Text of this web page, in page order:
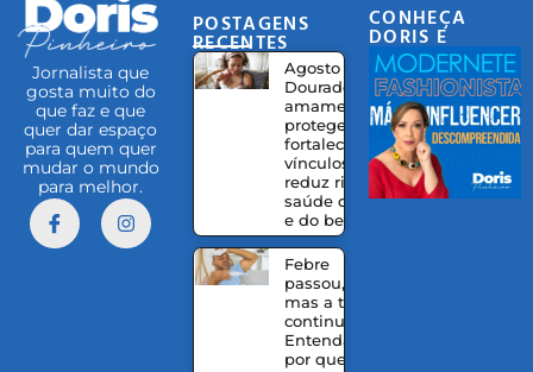
Jornalista que
gosta muito do
que faz e que
quer dar espaço
para quem quer
mudar o mundo
para melhor.
POSTAGENS
RECENTES
Agosto
Dourado:
amamentação
protege,
fortalece
vínculos e
reduz riscos à
saúde da mãe
e do bebê
Febre
passou,
mas a tosse
continua?
Entenda
por que
CONHEÇA
DORIS E
EQUIPE